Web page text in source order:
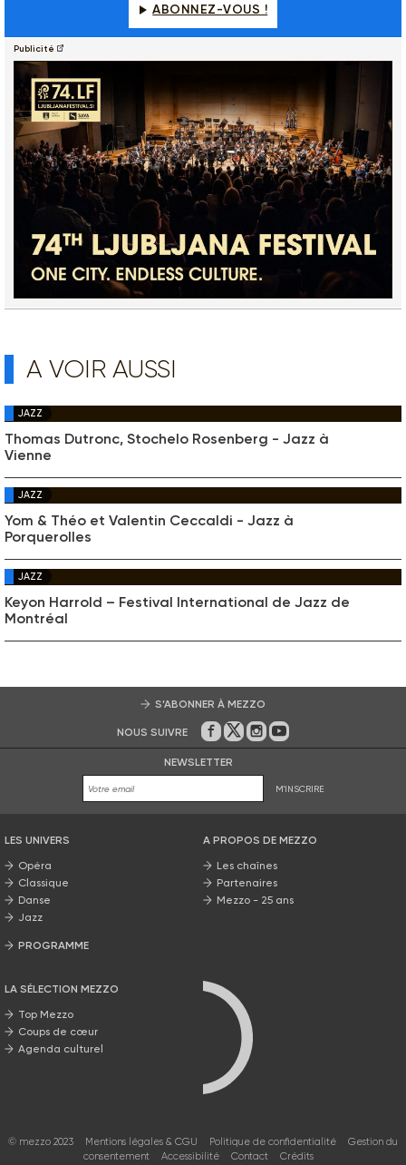
ABONNEZ-VOUS !
Publicité
A VOIR AUSSI
JAZZ
Thomas Dutronc, Stochelo Rosenberg - Jazz à
Vienne
JAZZ
Yom & Théo et Valentin Ceccaldi - Jazz à
Porquerolles
JAZZ
Keyon Harrold – Festival International de Jazz de
Montréal
S’ABONNER À MEZZO
NOUS SUIVRE Sur Facebook
Sur Twitter
Sur Instagram
Sur Youtube
NEWSLETTER
M'INSCRIRE
LES UNIVERS
Opéra
Classique
Danse
Jazz
PROGRAMME
LA SÉLECTION MEZZO
Top Mezzo
Coups de cœur
Agenda culturel
A PROPOS DE MEZZO
Les chaînes
Partenaires
Mezzo - 25 ans
© mezzo 2023 Mentions légales & CGU Politique de confidentialité
Gestion du
consentement
Accessibilité Contact Crédits